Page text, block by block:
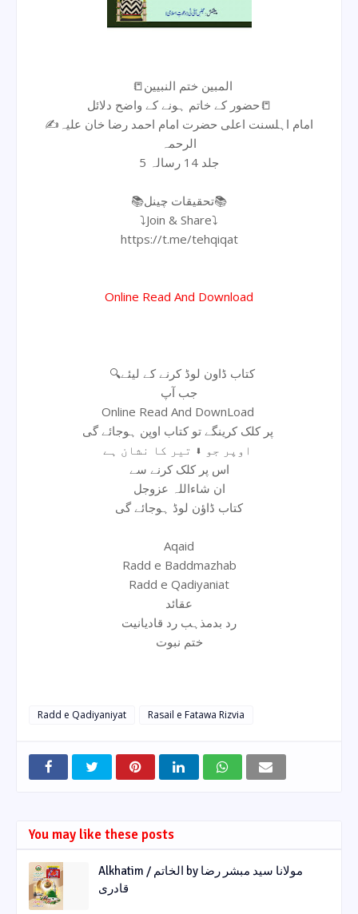
📒المبین ختم النبیین
حضور کے خاتم ہونے کے واضح دلائل📒
✍امام اہلسنت اعلی حضرت امام احمد رضا خان علیہ
الرحمہ
جلد 14 رسالہ 5
📚تحقیقات چینل📚
⤵️Join & Share⤵️
https://t.me/tehqiqat
Online Read And Download
🔍کتاب ڈاون لوڈ کرنے کے لیئے
جب آپ
Online Read And DownLoad
اس پر کلک کرنے سے
ان شاءاللہ عزوجل
کتاب ڈاؤن لوڈ ہوجائے گی
Aqaid
Radd e Baddmazhab
Radd e Qadiyaniat
عقائد
رد بدمذہب رد قادیانیت
ختم نبوت
Radd e Qadiyaniyat Rasail e Fatawa Rizvia
You may like these posts
Alkhatim / الخاتم by مولانا سید مبشر رضا
قادری